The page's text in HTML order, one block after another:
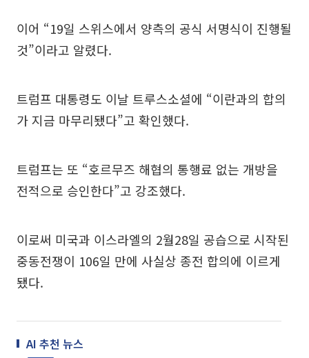
이어 “19일 스위스에서 양측의 공식 서명식이 진행될
것”이라고 알렸다.
트럼프 대통령도 이날 트루스소셜에 “이란과의 합의
가 지금 마무리됐다”고 확인했다.
트럼프는 또 “호르무즈 해협의 통행료 없는 개방을
전적으로 승인한다”고 강조했다.
이로써 미국과 이스라엘의 2월28일 공습으로 시작된
중동전쟁이 106일 만에 사실상 종전 합의에 이르게
됐다.
AI 추천 뉴스